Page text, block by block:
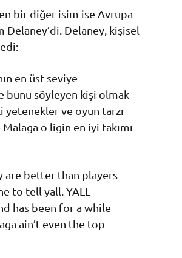
bir diğer isim ise Avrupa
Delaney, kişisel
en üst seviye
bunu söyleyen kişi olmak
ve oyun tarzı
o ligin en iyi takımı
are better than players
to tell yall. YALL
has been for a while
ain’t even the top